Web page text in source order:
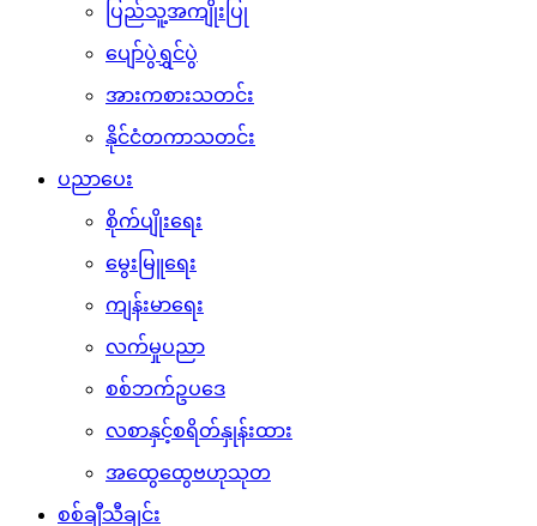
ပြည်သူ့အကျိုးပြု
ပျော်ပွဲရွှင်ပွဲ
အားကစားသတင်း
နိုင်ငံတကာသတင်း
ပညာပေး
စိုက်ပျိုးရေး
မွေးမြူရေး
ကျန်းမာရေး
လက်မှုပညာ
စစ်ဘက်ဥပဒေ
လစာနှင့်စရိတ်နှုန်းထား
အထွေထွေဗဟုသုတ
စစ်ချီသီချင်း